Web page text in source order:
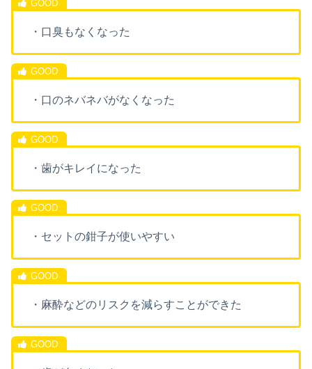
・口臭もなくなった
・口のネバネバがなくなった
・歯がキレイになった
・セットの鉗子が使いやすい
・麻酔などのリスクを減らすことができた